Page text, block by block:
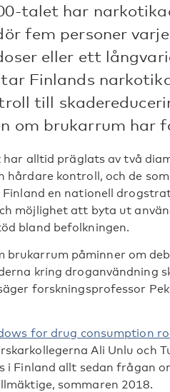
talet har
fem personer
eller ett
Finlands
till
om brukarrum har
alltid präglats av två
kontroll, och de
Finland en nationell
möjlighet att byta ut
bland befolkningen.
brukarrum påminner om
kring droganvändning
forskningsprofessor
for drug consumption
Ali Unlu och
i Finland allt sedan frågan
sommaren 2018.